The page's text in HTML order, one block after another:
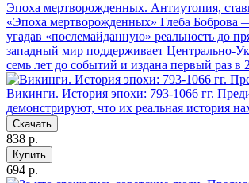
Эпоха мертворожденных. Антиутопия,
«Эпоха мертворожденных» Глеба Боброва
угадав «послемайданную» реальность до
западный мир поддерживает Центрально-
семь лет до событий и издана первый раз
Викинги. История эпохи: 793-1066 гг.
демонстрируют, что их реальная история
Скачать
838 р.
Купить
694 р.